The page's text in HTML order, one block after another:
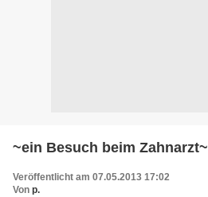
~ein Besuch beim Zahnarzt~
Veröffentlicht am 07.05.2013 17:02
Von p.